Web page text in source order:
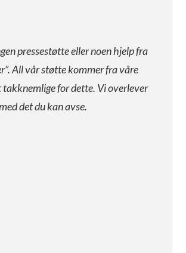
pressestøtte eller noen hjelp fra
All vår støtte kommer fra våre
takknemlige for dette. Vi overlever
det du kan avse.